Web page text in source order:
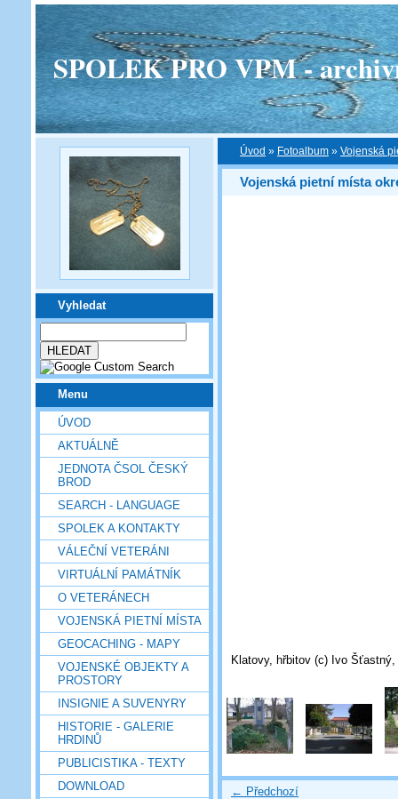
SPOLEK PRO VPM -
Vyhledat
Menu
ÚVOD
AKTUÁLNĚ
JEDNOTA ČSOL ČESKÝ
BROD
SEARCH - LANGUAGE
SPOLEK A KONTAKTY
VÁLEČNÍ VETERÁNI
VIRTUÁLNÍ PAMÁTNÍK
O VETERÁNECH
VOJENSKÁ PIETNÍ MÍSTA
GEOCACHING - MAPY
VOJENSKÉ OBJEKTY A
PROSTORY
INSIGNIE A SUVENYRY
HISTORIE - GALERIE
HRDINŮ
PUBLICISTIKA - TEXTY
DOWNLOAD
Úvod » Fotoalbum » Vojenská
Vojenská pietní místa
Klatovy, hřbitov (c) Ivo Šťastný,
← Předchozí